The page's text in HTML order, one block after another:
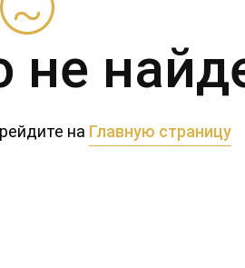
не
на Главную страницу